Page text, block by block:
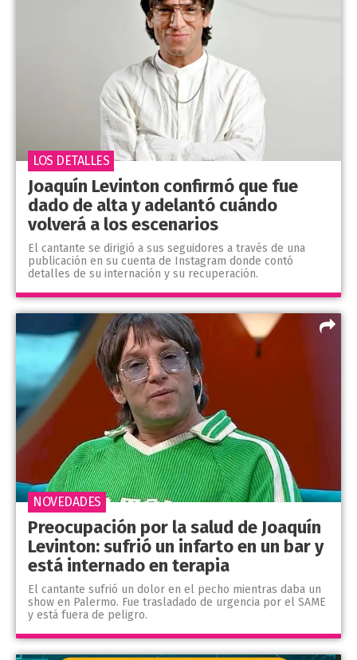
Joaquín Levinton confirmó que fue
dado de alta y adelantó cuándo
volverá a los escenarios
El cantante se dirigió a sus seguidores a través de una
publicación en su cuenta de Instagram donde contó
detalles de su internación y su recuperación.
LOS DETALLES
Preocupación por la salud de Joaquín
Levinton: sufrió un infarto en un bar y
está internado en terapia
El cantante sufrió un dolor en el pecho mientras daba un
show en Palermo. Fue trasladado de urgencia por el SAME
y está fuera de peligro.
NOVEDADES